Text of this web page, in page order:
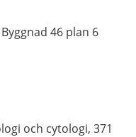
46 plan 6
och cytologi, 371